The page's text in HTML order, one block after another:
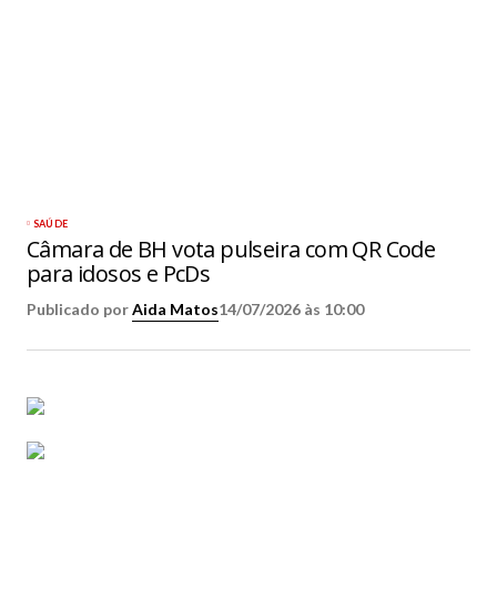
SAÚDE
Câmara de BH vota pulseira com QR Code
para idosos e PcDs
Publicado porAida Matos14/07/2026 às 10:00